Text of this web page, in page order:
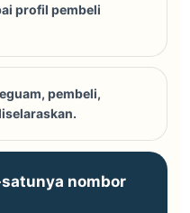
profil pembeli
pembeli,
nombor